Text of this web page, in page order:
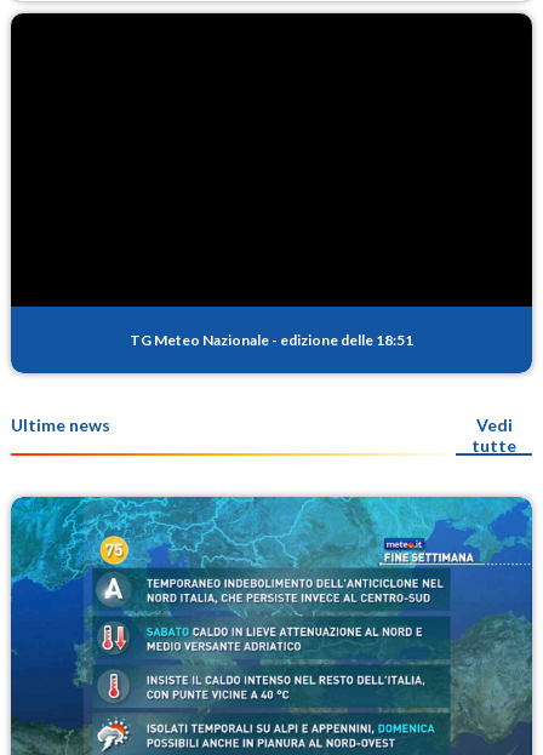
TG Meteo Nazionale - edizione delle 18:51
Ultime news
Vedi
tutte